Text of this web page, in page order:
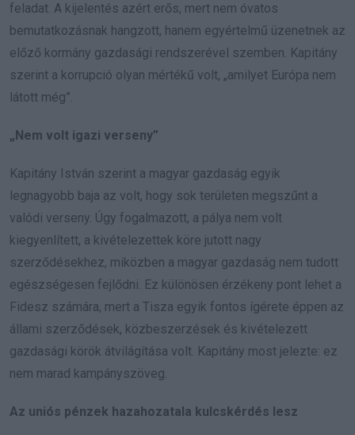
feladat. A kijelentés azért erős, mert nem óvatos
bemutatkozásnak hangzott, hanem egyértelmű üzenetnek az
előző kormány gazdasági rendszerével szemben. Kapitány
szerint a korrupció olyan mértékű volt, „amilyet Európa nem
látott még”.
„Nem volt igazi verseny”
Kapitány István szerint a magyar gazdaság egyik
legnagyobb baja az volt, hogy sok területen megszűnt a
valódi verseny. Úgy fogalmazott, a pálya nem volt
kiegyenlített, a kivételezettek köre jutott nagy
szerződésekhez, miközben a magyar gazdaság nem tudott
egészségesen fejlődni. Ez különösen érzékeny pont lehet a
Fidesz számára, mert a Tisza egyik fontos ígérete éppen az
állami szerződések, közbeszerzések és kivételezett
gazdasági körök átvilágítása volt. Kapitány most jelezte: ez
nem marad kampányszöveg.
Az uniós pénzek hazahozatala kulcskérdés lesz